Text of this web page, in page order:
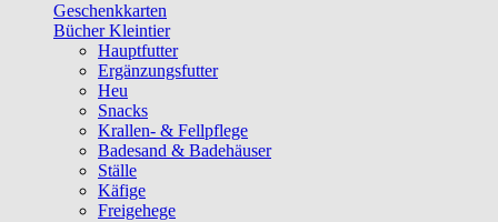
Geschenkkarten
Bücher Kleintier
Hauptfutter
Ergänzungsfutter
Heu
Snacks
Krallen- & Fellpflege
Badesand & Badehäuser
Ställe
Käfige
Freigehege